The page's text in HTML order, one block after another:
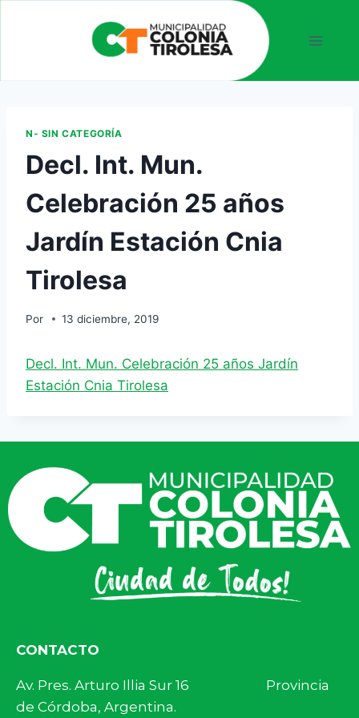
N- SIN CATEGORÍA
Decl. Int. Mun.
Celebración 25 años
Jardín Estación Cnia
Tirolesa
Por 13 diciembre, 2019
Decl. Int. Mun. Celebración 25 años Jardín
Estación Cnia Tirolesa
CONTACTO
Av. Pres. Arturo Illia Sur 16 Provincia
de Córdoba, Argentina.